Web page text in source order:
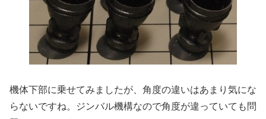
機体下部に乗せてみましたが、角度の違いはあまり気にな
らないですね。ジンバル機構なので角度が違っていても問